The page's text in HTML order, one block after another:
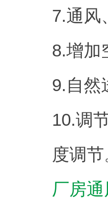
7.通风
8.增加
9.自然
10.调
度调
厂房